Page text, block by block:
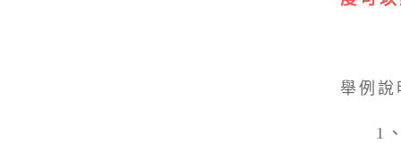
舉例說
1 、